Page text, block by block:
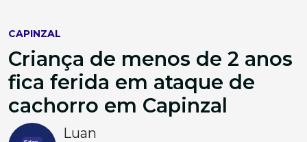
CAPINZAL
Criança de menos de 2 anos
fica ferida em ataque de
cachorro em Capinzal
Luan